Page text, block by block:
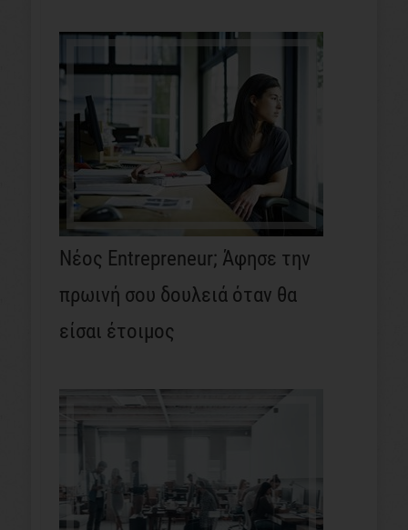
Νέος Entrepreneur; Άφησε την
πρωινή σου δουλειά όταν θα
είσαι έτοιμος